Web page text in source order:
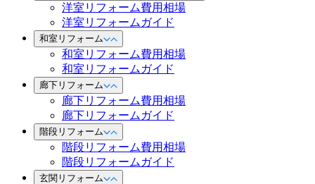
洋室リフォーム費用相場
洋室リフォームガイド
和室リフォーム
和室リフォーム費用相場
和室リフォームガイド
廊下リフォーム
廊下リフォーム費用相場
廊下リフォームガイド
階段リフォーム
階段リフォーム費用相場
階段リフォームガイド
玄関リフォーム